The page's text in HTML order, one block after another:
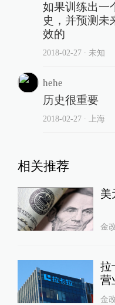
如果训练出一
史，并预测未
效的
2018-02-27∙ 未知
hehe
历史很重要
2018-02-27∙ 上海
相关推荐
美
金
拉
营
金